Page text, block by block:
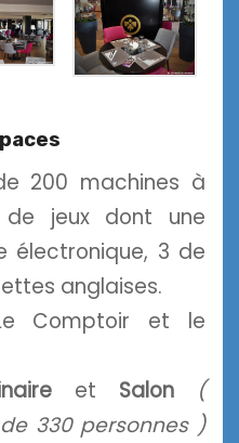
200 machines à
jeux dont une
électronique, 3 de
anglaises.
Comptoir et le
et Salon
(
330 personnes )